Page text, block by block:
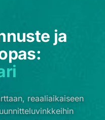
ja
reaaliaikaiseen